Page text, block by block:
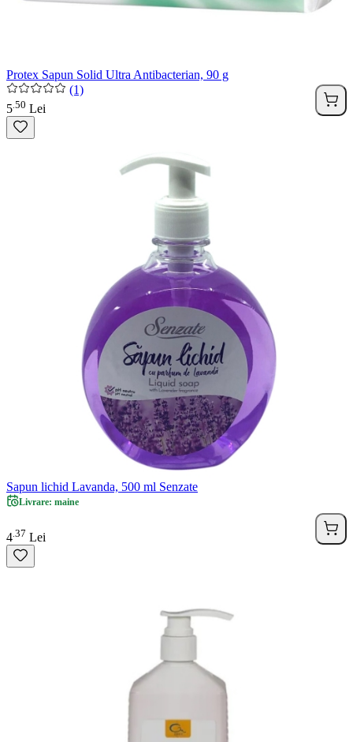
Protex Sapun Solid Ultra Antibacterian, 90 g
(1)
5 50 Lei
Sapun lichid Lavanda, 500 ml Senzate
Livrare: maine
4 37 Lei